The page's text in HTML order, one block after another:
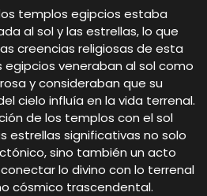
templos egipcios estaba
al sol y las estrellas, lo que
creencias religiosas de esta
egipcios veneraban al sol como
y consideraban que su
cielo influía en la vida terrenal.
de los templos con el sol
estrellas significativas no solo
sino también un acto
lo divino con lo terrenal
cósmico trascendental.